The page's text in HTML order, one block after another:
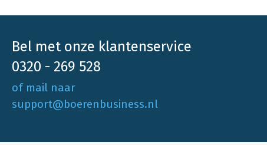
Bel met onze klantenservice
0320 - 269 528
of mail naar
support@boerenbusiness.nl